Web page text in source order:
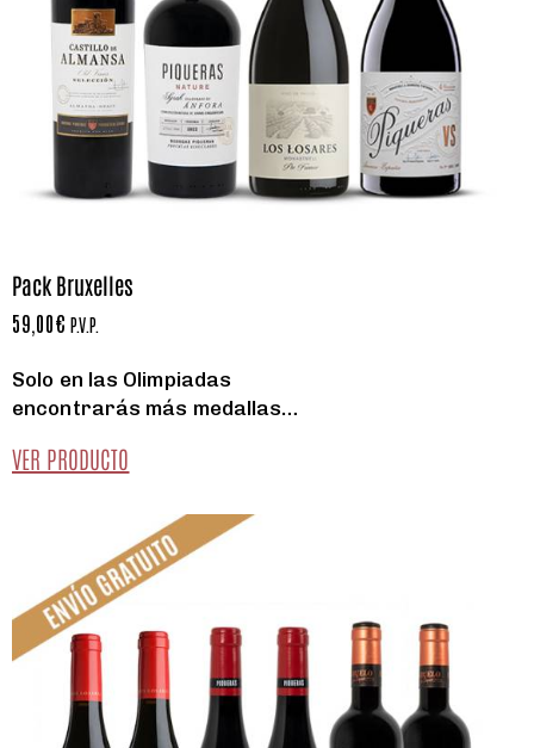
Pack Bruxelles
59,00€ P.V.P.
Solo en las Olimpiadas
encontrarás más medallas…
VER PRODUCTO